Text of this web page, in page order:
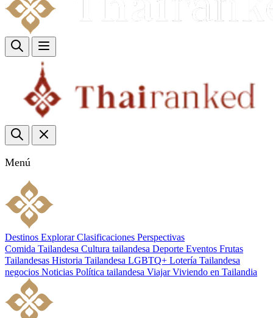
Menú
Destinos Explorar Clasificaciones Perspectivas
Comida Tailandesa Cultura tailandesa Deporte Eventos Frutas
Tailandesas Historia Tailandesa LGBTQ+ Lotería Tailandesa
negocios Noticias Política tailandesa Viajar Viviendo en Tailandia